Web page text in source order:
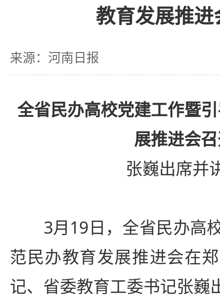
教育发展推
来源：河南日报
全省民办高校党建工作暨
展推进会
张巍出席并
3月19日，全省民办高
范民办教育发展推进会在
记、省委教育工委书记张巍